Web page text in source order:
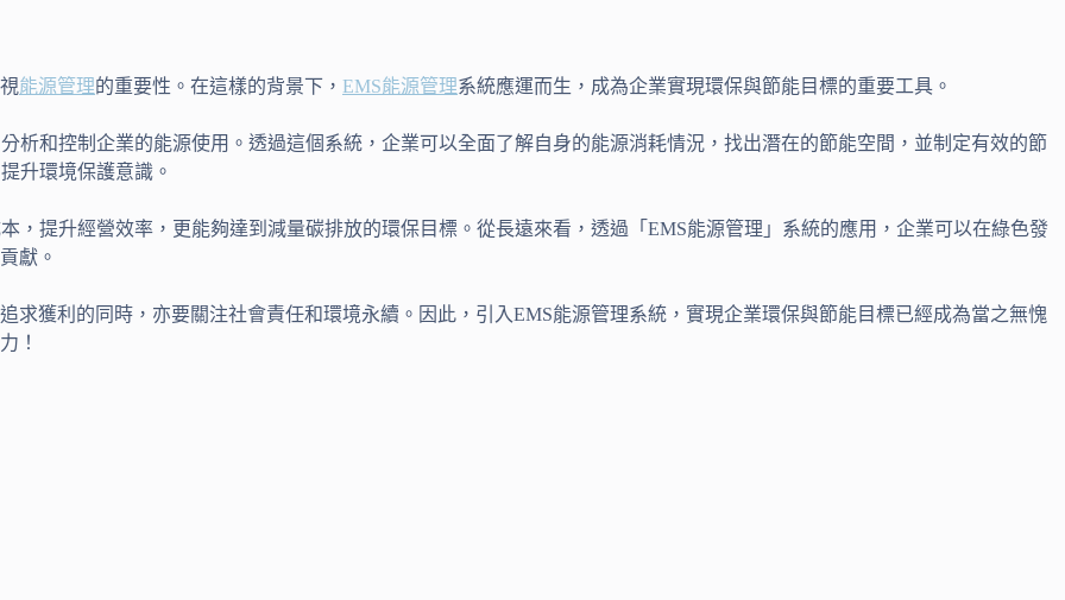
能源管理的重要性。在這樣的背景下， EMS能源管理系統應運而生，成為企業實現環保與節能目標的重要工具。
析和控制企業的能源使用。透過這個系統，企業可以全面了解自身的能源消耗情況，找出潛在的節能空間，並制定有效的節
升環境保護意識。
，提升經營效率，更能夠達到減量碳排放的環保目標。從長遠來看，透過「EMS能源管理」系統的應用，企業可以在綠色發
獻。
求獲利的同時，亦要關注社會責任和環境永續。因此，引入EMS能源管理系統，實現企業環保與節能目標已經成為當之無愧
！